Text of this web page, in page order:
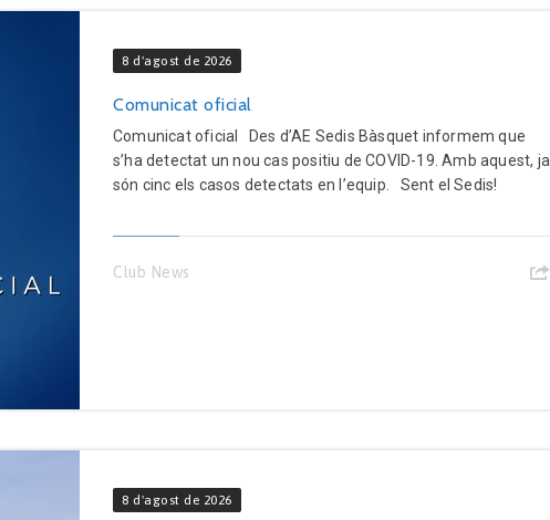
8 d'agost de 2026
Comunicat oficial
Comunicat oficial Des d’AE Sedis Bàsquet informem que
s’ha detectat un nou cas positiu de COVID-19. Amb aquest, ja
són cinc els casos detectats en l’equip. Sent el Sedis!
Club News
8 d'agost de 2026